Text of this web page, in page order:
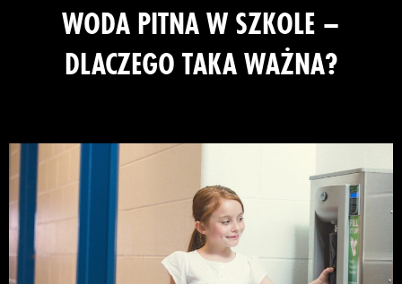
WODA PITNA W SZKOLE –
DLACZEGO TAKA WAŻNA?